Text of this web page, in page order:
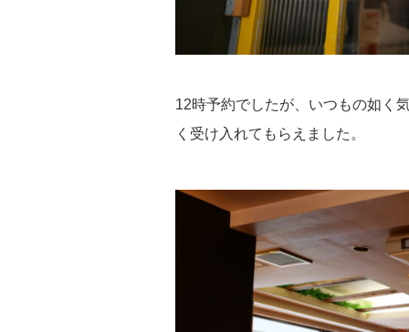
12時予約でしたが、いつもの如く
く受け入れてもらえました。